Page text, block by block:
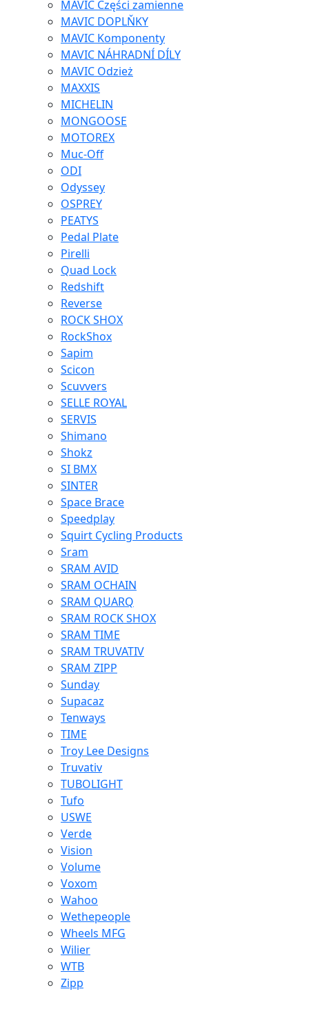
MAVIC Części zamienne
MAVIC DOPLŇKY
MAVIC Komponenty
MAVIC NÁHRADNÍ DÍLY
MAVIC Odzież
MAXXIS
MICHELIN
MONGOOSE
MOTOREX
Muc-Off
ODI
Odyssey
OSPREY
PEATYS
Pedal Plate
Pirelli
Quad Lock
Redshift
Reverse
ROCK SHOX
RockShox
Sapim
Scicon
Scuvvers
SELLE ROYAL
SERVIS
Shimano
Shokz
SI BMX
SINTER
Space Brace
Speedplay
Squirt Cycling Products
Sram
SRAM AVID
SRAM OCHAIN
SRAM QUARQ
SRAM ROCK SHOX
SRAM TIME
SRAM TRUVATIV
SRAM ZIPP
Sunday
Supacaz
Tenways
TIME
Troy Lee Designs
Truvativ
TUBOLIGHT
Tufo
USWE
Verde
Vision
Volume
Voxom
Wahoo
Wethepeople
Wheels MFG
Wilier
WTB
Zipp